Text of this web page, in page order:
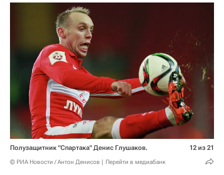
Полузащитник "Спартака" Денис Глушаков.
© РИА Новости / Антон Денисов Перейти в медиабанк
12 из 21